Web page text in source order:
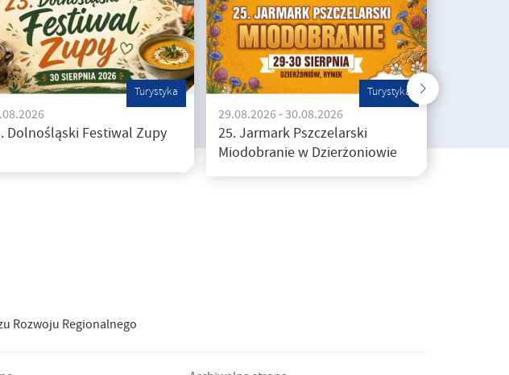
Turystyka
Dolnośląski Festiwal Zupy
Turystyka
29.08.2026 - 30.08.2026
25. Jarmark Pszczelarski
Miodobranie w Dzierżoniowie
Rozwoju Regionalnego